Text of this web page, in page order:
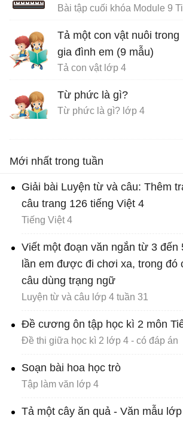
Tả một con vật nuôi trong
gia đình em (9 mẫu)
Tả con vật lớp 4
Từ phức là gì?
Từ phức là gì? lớp 4
Mới nhất trong tuần
Giải bài Luyện từ và câu: Thêm
câu trang 126 tiếng Việt 4
Tiếng Việt 4
Viết một đoạn văn ngắn từ 3 đến
lần em được đi chơi xa, trong đó
câu dùng trạng ngữ
Luyện từ và câu lớp 4 tuần 31
Đề cương ôn tập học kì 2 môn
Đề thi giữa học kì 2 lớp 4 - có đáp án
Soạn bài hoa học trò
Tập làm văn lớp 4
Tả một cây ăn quả - Văn mẫu